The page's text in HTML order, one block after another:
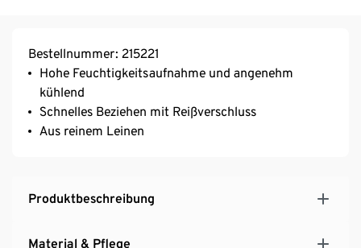
Bestellnummer: 215221
Hohe Feuchtigkeitsaufnahme und angenehm
kühlend
Schnelles Beziehen mit Reißverschluss
Aus reinem Leinen
Produktbeschreibung
Material & Pflege